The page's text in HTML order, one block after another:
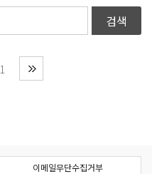
1
이메일무단수집거부